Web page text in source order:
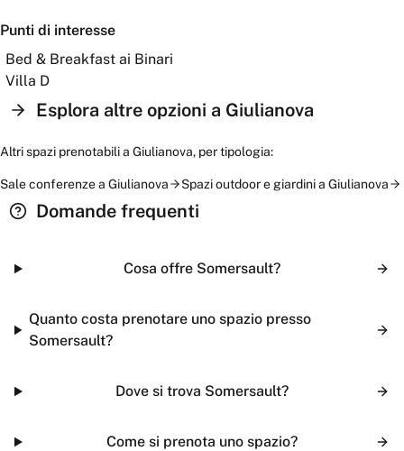
Punti di interesse
Bed & Breakfast ai Binari
Villa D
Esplora altre opzioni a Giulianova
Altri spazi prenotabili a Giulianova, per tipologia:
Sale conferenzea Giulianova Spazi outdoor e giardinia Giulianova
Domande frequenti
Cosa offre Somersault?
Quanto costa prenotare uno spazio presso
Somersault?
Dove si trova Somersault?
Come si prenota uno spazio?